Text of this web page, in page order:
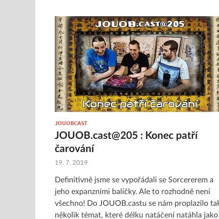
JOUOBCAST
JOUOB.cast@205 : Konec patří
čarování
19. 7. 2019
Definitivně jsme se vypořádali se Sorcererem a
jeho expanzními balíčky. Ale to rozhodně není
všechno! Do JOUOB.castu se nám proplazilo
několik témat, které délku natáčení natáhla jako